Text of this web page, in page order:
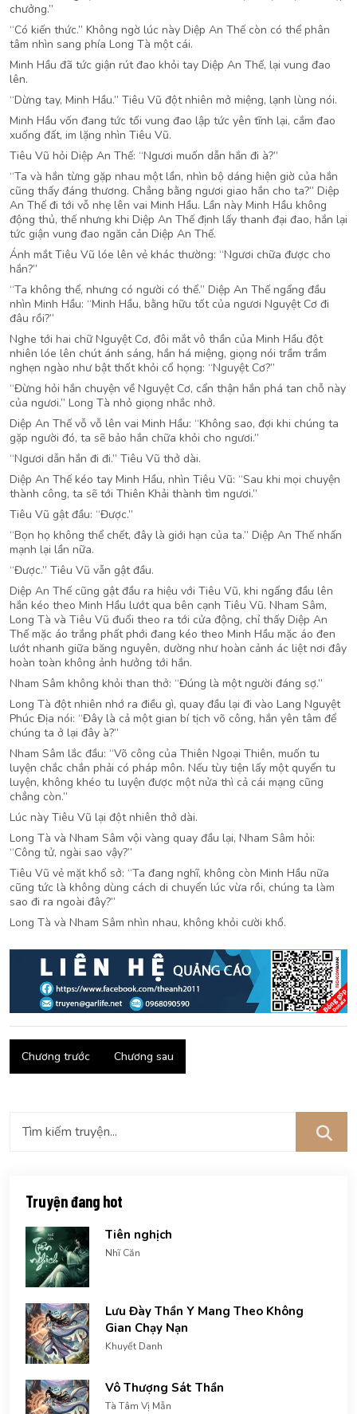
chưởng.”
“Có kiến thức.” Không ngờ lúc này Diệp An Thế còn có thể phân
tâm nhìn sang phía Long Tà một cái.
Minh Hầu đã tức giận rút đao khỏi tay Diệp An Thế, lại vung đao
lên.
“Dừng tay, Minh Hầu.” Tiêu Vũ đột nhiên mở miệng, lạnh lùng nói.
Minh Hầu vốn đang tức tối vung đao lập tức yên tĩnh lại, cắm đao
xuống đất, im lặng nhìn Tiêu Vũ.
Tiêu Vũ hỏi Diệp An Thế: “Ngươi muốn dẫn hắn đi à?”
“Ta và hắn từng gặp nhau một lần, nhìn bộ dáng hiện giờ của hắn
cũng thấy đáng thương. Chẳng bằng ngươi giao hắn cho ta?” Diệp
An Thế đi tới vỗ nhẹ lên vai Minh Hầu. Lần này Minh Hầu không
động thủ, thế nhưng khi Diệp An Thế định lấy thanh đại đao, hắn lại
tức giận vung đao ngăn cản Diệp An Thế.
Ánh mắt Tiêu Vũ lóe lên vẻ khác thường: “Ngươi chữa được cho
hắn?”
“Ta không thể, nhưng có người có thể.” Diệp An Thế ngẩng đầu
nhìn Minh Hầu: “Minh Hầu, bằng hữu tốt của ngươi Nguyệt Cơ đi
đâu rồi?”
Nghe tới hai chữ Nguyệt Cơ, đôi mắt vô thần của Minh Hầu đột
nhiên lóe lên chút ánh sáng, hắn há miệng, giọng nói trầm trầm
nghẹn ngào như bật thốt khỏi cổ họng: “Nguyệt Cơ?”
“Đừng hỏi hắn chuyện về Nguyệt Cơ, cẩn thận hắn phá tan chỗ này
của ngươi.” Long Tà nhỏ giọng nhắc nhở.
Diệp An Thế vỗ vỗ lên vai Minh Hầu: “Không sao, đợi khi chúng ta
gặp người đó, ta sẽ bảo hắn chữa khỏi cho ngươi.”
“Ngươi dẫn hắn đi đi.” Tiêu Vũ thở dài.
Diệp An Thế kéo tay Minh Hầu, nhìn Tiêu Vũ: “Sau khi mọi chuyện
thành công, ta sẽ tới Thiên Khải thành tìm ngươi.”
Tiêu Vũ gật đầu: “Được.”
“Bọn họ không thể chết, đây là giới hạn của ta.” Diệp An Thế nhấn
mạnh lại lần nữa.
“Được.” Tiêu Vũ vẫn gật đầu.
Diệp An Thế cũng gật đầu ra hiệu với Tiêu Vũ, khi ngẩng đầu lên
hắn kéo theo Minh Hầu lướt qua bên cạnh Tiêu Vũ. Nham Sâm,
Long Tà và Tiêu Vũ đuổi theo ra tới cửa động, chỉ thấy Diệp An
Thế mặc áo trắng phất phới đang kéo theo Minh Hầu mặc áo đen
lướt nhanh giữa băng nguyên, dường như hoàn cảnh ác liệt nơi đây
hoàn toàn không ảnh hưởng tới hắn.
Nham Sâm không khỏi than thở: “Đúng là một người đáng sợ.”
Long Tà đột nhiên nhớ ra điều gì, quay đầu lại đi vào Lang Nguyệt
Phúc Địa nói: “Đây là cả một gian bí tịch võ công, hắn yên tâm để
chúng ta ở lại đây à?”
Nham Sâm lắc đầu: “Võ công của Thiên Ngoại Thiên, muốn tu
luyện chắc chắn phải có pháp môn. Nếu tùy tiện lấy một quyển tu
luyện, không khéo tu luyện được một nửa thì cả cái mạng cũng
chẳng còn.”
Lúc này Tiêu Vũ lại đột nhiên thở dài.
Long Tà và Nham Sâm vội vàng quay đầu lại, Nham Sâm hỏi:
“Công tử, ngài sao vậy?”
Tiêu Vũ vẻ mặt khổ sở: “Ta đang nghĩ, không còn Minh Hầu nữa
cũng tức là không dùng cách di chuyển lúc vừa rồi, chúng ta làm
sao đi ra ngoài đây?”
Long Tà và Nham Sâm nhìn nhau, không khỏi cười khổ.
Chương trước Chương sau
Truyện đang hot
Tiên nghịch
Nhĩ Căn
Lưu Đày Thần Y Mang Theo Không
Gian Chạy Nạn
Khuyết Danh
Vô Thượng Sát Thần
Tà Tâm Vị Mẫn